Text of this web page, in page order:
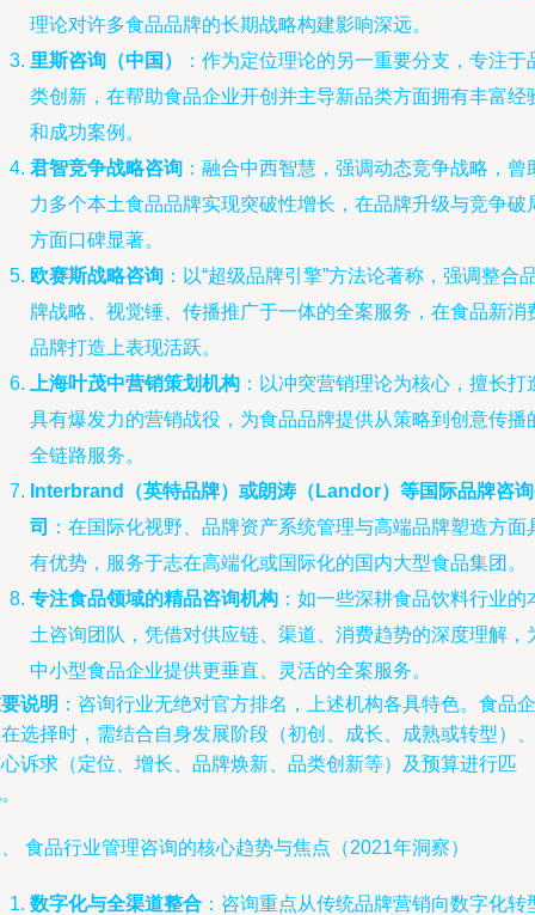
理论对许多食品品牌的长期战略构建影响深远。
里斯咨询（中国）
：作为定位理论的另一重要分支，专注于
类创新，在帮助食品企业开创并主导新品类方面拥有丰富经
和成功案例。
君智竞争战略咨询 ：融合中西智慧，强调动态竞争战略，曾
力多个本土食品品牌实现突破性增长，在品牌升级与竞争破
方面口碑显著。
欧赛斯战略咨询 ：以“超级品牌引擎”方法论著称，强调整合
牌战略、视觉锤、传播推广于一体的全案服务，在食品新消
品牌打造上表现活跃。
上海叶茂中营销策划机构 ：以冲突营销理论为核心，擅长打
具有爆发力的营销战役，为食品品牌提供从策略到创意传播
全链路服务。
Interbrand（英特品牌）或朗涛（Landor）等国际品牌咨
司
：在国际化视野、品牌资产系统管理与高端品牌塑造方面
有优势，服务于志在高端化或国际化的国内大型食品集团。
专注食品领域的精品咨询机构 ：如一些深耕食品饮料行业的
土咨询团队，凭借对供应链、渠道、消费趋势的深度理解，
中小型食品企业提供更垂直、灵活的全案服务。
说明 ：咨询行业无绝对官方排名，上述机构各具特色。食品企
选择时，需结合自身发展阶段（初创、成长、成熟或转型）、
诉求（定位、增长、品牌焕新、品类创新等）及预算进行匹
食品行业管理咨询的核心趋势与焦点（2021年洞察）
数字化与全渠道整合 ：咨询重点从传统品牌营销向数字化转